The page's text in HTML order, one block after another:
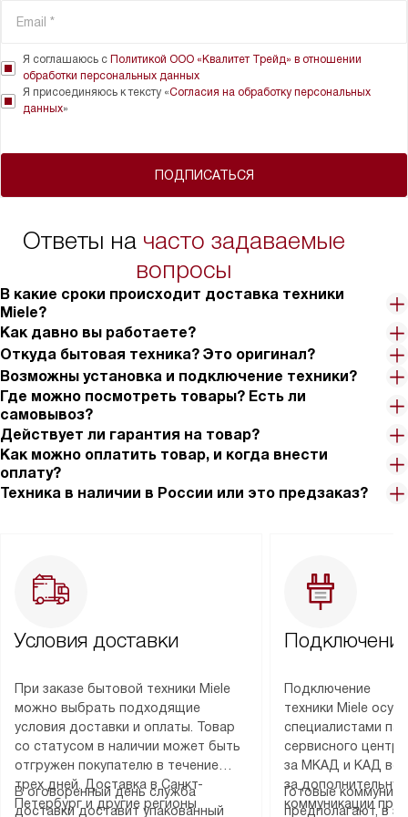
ПОДПИСАТЬСЯ
Я соглашаюсь с Политикой ООО «Квалитет Трейд» в отношении
обработки персональных данных
Я присоединяюсь к тексту «Согласия на обработку персональных
данных»
Ответы на часто задаваемые
вопросы
В какие сроки происходит доставка техники
Miele?
Как давно вы работаете?
Откуда бытовая техника? Это оригинал?
Возможны установка и подключение техники?
Где можно посмотреть товары? Есть ли
самовывоз?
Действует ли гарантия на товар?
Как можно оплатить товар, и когда внести
оплату?
Техника в наличии в России или это предзаказ?
Условия доставки
При заказе бытовой техники Miele
можно выбрать подходящие
условия доставки и оплаты. Товар
со статусом в наличии может быть
отгружен покупателю в течение
трех дней. Доставка в Санкт-
Петербург и другие регионы
В оговоренный день служба
доставки доставит упакованный
Подключение
техники Miele
специалистами
сервисного
за МКАД и КАД
за
коммуникации
Готовые
предполагают, в